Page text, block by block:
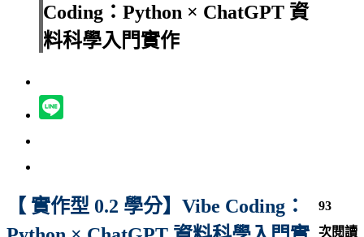
Coding：Python × ChatGPT 資
料科學入門實作
93
次閱讀
【 實作型 0.2 學分】Vibe Coding：